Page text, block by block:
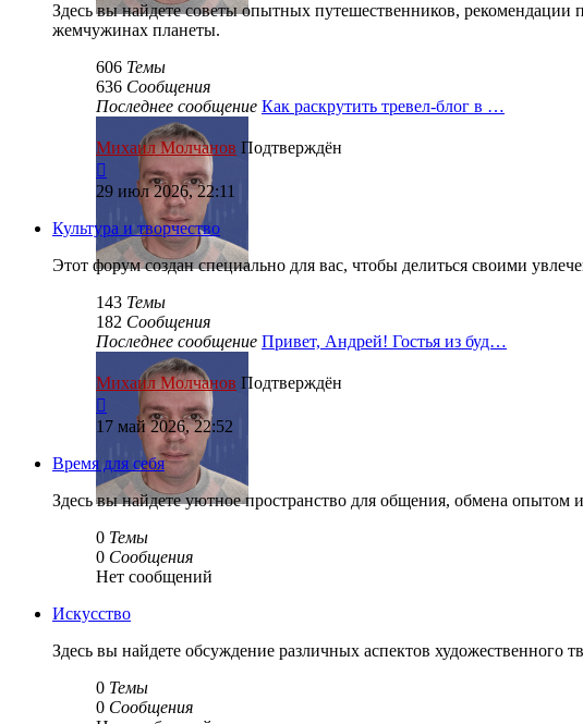
Здесь вы найдете советы опытных путешественников,
жемчужинах планеты.
606 Темы
636 Сообщения
Последнее сообщение Как раскрутить тревел-блог в …
Михаил Молчанов Подтверждён
Перейти
к
последнему
сообщению
29 июл 2026, 22:11
Культура и творчество
Этот форум создан специально для вас, чтобы делиться своими
143 Темы
182 Сообщения
Последнее сообщение Привет, Андрей! Гостья из буд…
Михаил Молчанов Подтверждён
Перейти
к
последнему
сообщению
17 май 2026, 22:52
Время для себя
Здесь вы найдете уютное пространство для общения, обмена
0 Темы
0 Сообщения
Нет сообщений
Искусство
Здесь вы найдете обсуждение различных аспектов художественного
0 Темы
0 Сообщения